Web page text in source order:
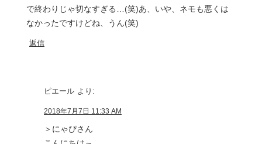
で終わりじゃ切なすぎる…(笑)あ、いや、ネモも悪くは
なかったですけどね、うん(笑)
返信
ピエール より:
2018年7月7日 11:33 AM
＞にゃぴさん